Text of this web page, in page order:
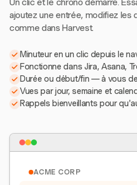
Un clic et le chrono démarre.
ajoutez une entrée, modifiez les
comme dans Harvest.
Minuteur en un clic depuis le
Fonctionne dans Jira, Asana,
Durée ou début/fin — à vous
Vues par jour, semaine et
Rappels bienveillants pour
ACME CORP